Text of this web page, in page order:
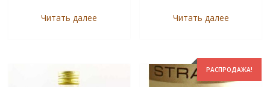
Читать далее Читать далее
РАСПРОДАЖА!